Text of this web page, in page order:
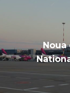
Noua